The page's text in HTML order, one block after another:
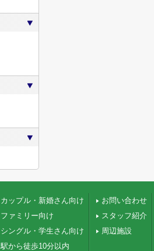
カップル・新婚さん向け
ファミリー向け
シングル・学生さん向け
駅から徒歩10分以内
お問い合わせ
スタッフ紹介
周辺施設